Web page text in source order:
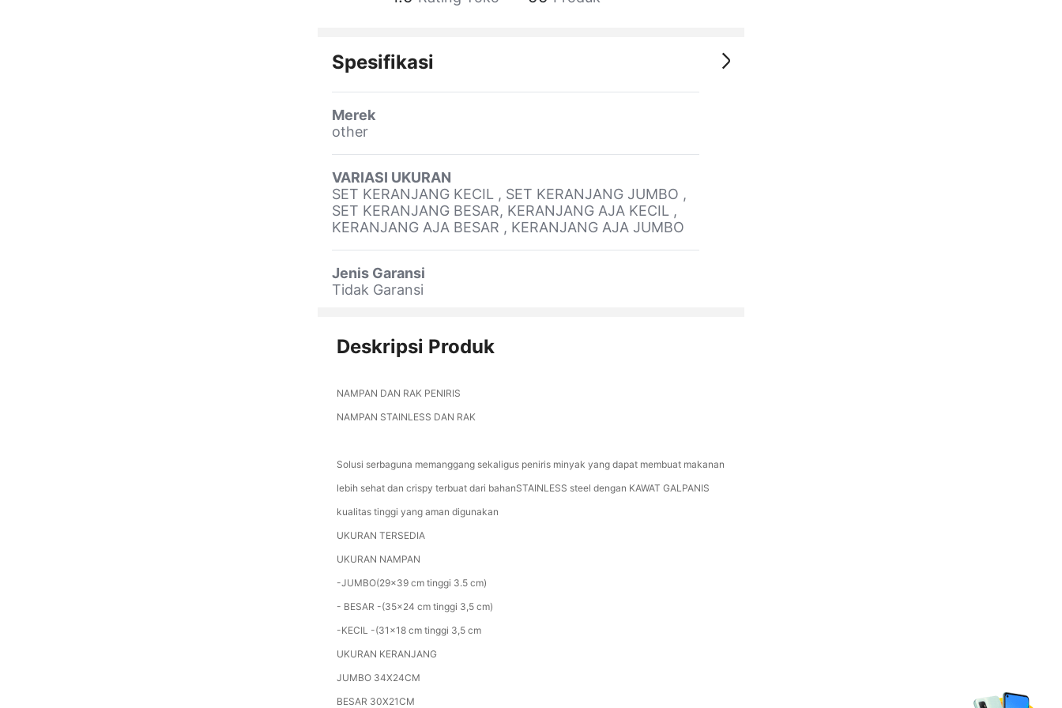
Spesifikasi
Merek
other
VARIASI UKURAN
SET KERANJANG KECIL , SET KERANJANG JUMBO ,
SET KERANJANG BESAR, KERANJANG AJA KECIL ,
KERANJANG AJA BESAR , KERANJANG AJA JUMBO
Jenis Garansi
Tidak Garansi
Deskripsi Produk
NAMPAN DAN RAK PENIRIS
NAMPAN STAINLESS DAN RAK
Solusi serbaguna memanggang sekaligus peniris minyak yang dapat membuat makanan
lebih sehat dan crispy terbuat dari bahanSTAINLESS steel dengan KAWAT GALPANIS
kualitas tinggi yang aman digunakan
UKURAN TERSEDIA
UKURAN NAMPAN
-JUMBO(29x39 cm tinggi 3.5 cm)
- BESAR -(35x24 cm tinggi 3,5 cm)
-KECIL -(31x18 cm tinggi 3,5 cm
UKURAN KERANJANG
JUMBO 34X24CM
BESAR 30X21CM